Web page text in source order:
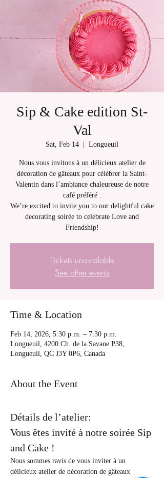
Sip & Cake edition St-
Val
Sat, Feb 14 Longueuil
Nous vous invitons à un délicieux atelier de
décoration de gâteaux pour célébrer la Saint-
Valentin dans l’ambiance chaleureuse de notre
café préféré .
We’re excited to invite you to our delightful cake
decorating soirée to celebrate Love and
Friendship!
Tickets unavailable
See other events
Time & Location
Feb 14, 2026, 5:30 p.m. – 7:30 p.m.
Longueuil, 4200 Ch. de la Savane P38,
Longueuil, QC J3Y 0P6, Canada
About the Event
Détails de l’atelier:
Vous êtes invité à notre soirée Sip
and Cake !
Nous sommes ravis de vous inviter à un
délicieux atelier de décoration de gâteaux